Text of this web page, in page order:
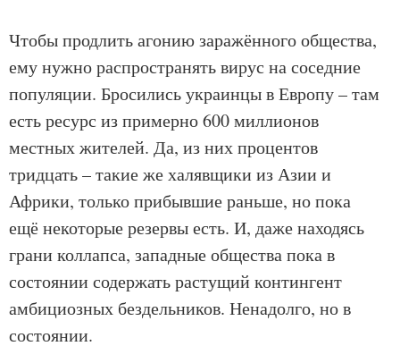
Чтобы продлить агонию заражённого общества,
ему нужно распространять вирус на соседние
популяции. Бросились украинцы в Европу – там
есть ресурс из примерно 600 миллионов
местных жителей. Да, из них процентов
тридцать – такие же халявщики из Азии и
Африки, только прибывшие раньше, но пока
ещё некоторые резервы есть. И, даже находясь
грани коллапса, западные общества пока в
состоянии содержать растущий контингент
амбициозных бездельников. Ненадолго, но в
состоянии.